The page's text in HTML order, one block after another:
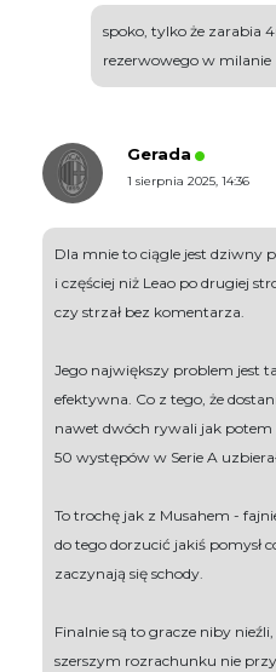
spoko, tylko że zarabia
rezerwowego w milanie
Gerada
1 sierpnia 2025, 14:36
Dla mnie to ciągle jest dziwny
i częściej niż Leao po drugiej
czy strzał bez komentarza.
Jego największy problem jest
efektywna. Co z tego, że
nawet dwóch rywali jak potem
50 występów w Serie A
To trochę jak z Musahem -
do tego dorzucić jakiś pomysł
zaczynają się schody.
Finalnie są to gracze niby
szerszym rozrachunku nie